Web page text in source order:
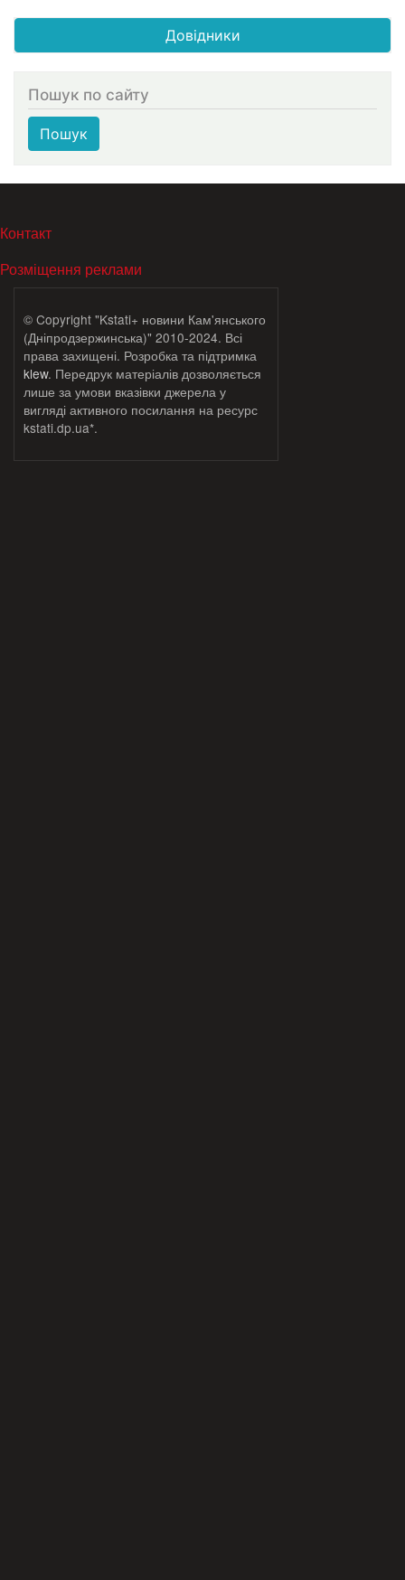
Довідники
Пошук по сайту
Пошук
МЕНЮ В ПОДВАЛЕ
Контакт
Розміщення реклами
© Copyright "Kstati+ новини Кам'янського
(Дніпродзержинська)" 2010-2024. Всі
права захищені. Розробка та підтримка
klew. Передрук матеріалів дозволяється
лише за умови вказівки джерела у
вигляді активного посилання на ресурс
kstati.dp.ua*.